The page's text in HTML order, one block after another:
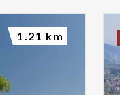
1.21 km